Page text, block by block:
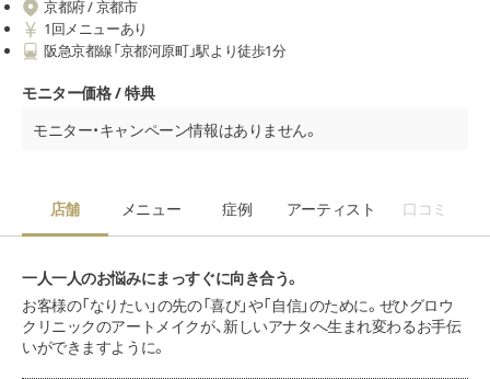
京都府 / 京都市
1回メニューあり
阪急京都線「京都河原町」駅より徒歩1分
モニター価格 / 特典
モニター・キャンペーン情報はありません。
店舗 メニュー 症例 アーティスト 口コミ
一人一人のお悩みにまっすぐに向き合う。
お客様の「なりたい」の先の「喜び」や「自信」のために。ぜひグロウ
クリニックのアートメイクが、新しいアナタへ生まれ変わるお手伝
いができますように。